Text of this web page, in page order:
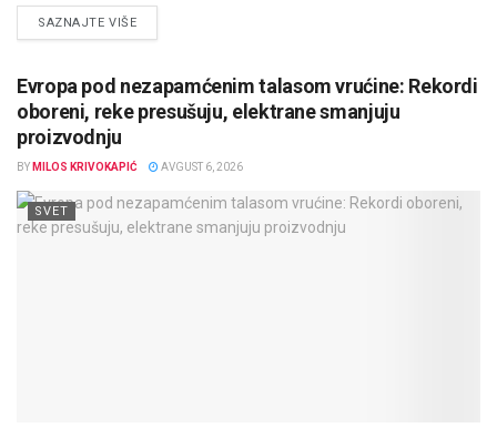
SAZNAJTE VIŠEDETAILS
Evropa pod nezapamćenim talasom vrućine: Rekordi
oboreni, reke presušuju, elektrane smanjuju
proizvodnju
BY MILOS KRIVOKAPIĆ AVGUST 6, 2026
SVET